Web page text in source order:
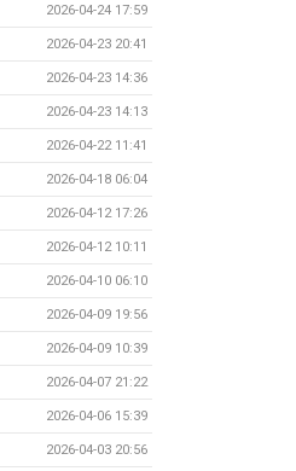
2026-04-24 17:59
2026-04-23 20:41
2026-04-23 14:36
2026-04-23 14:13
2026-04-22 11:41
2026-04-18 06:04
2026-04-12 17:26
2026-04-12 10:11
2026-04-10 06:10
2026-04-09 19:56
2026-04-09 10:39
2026-04-07 21:22
2026-04-06 15:39
2026-04-03 20:56